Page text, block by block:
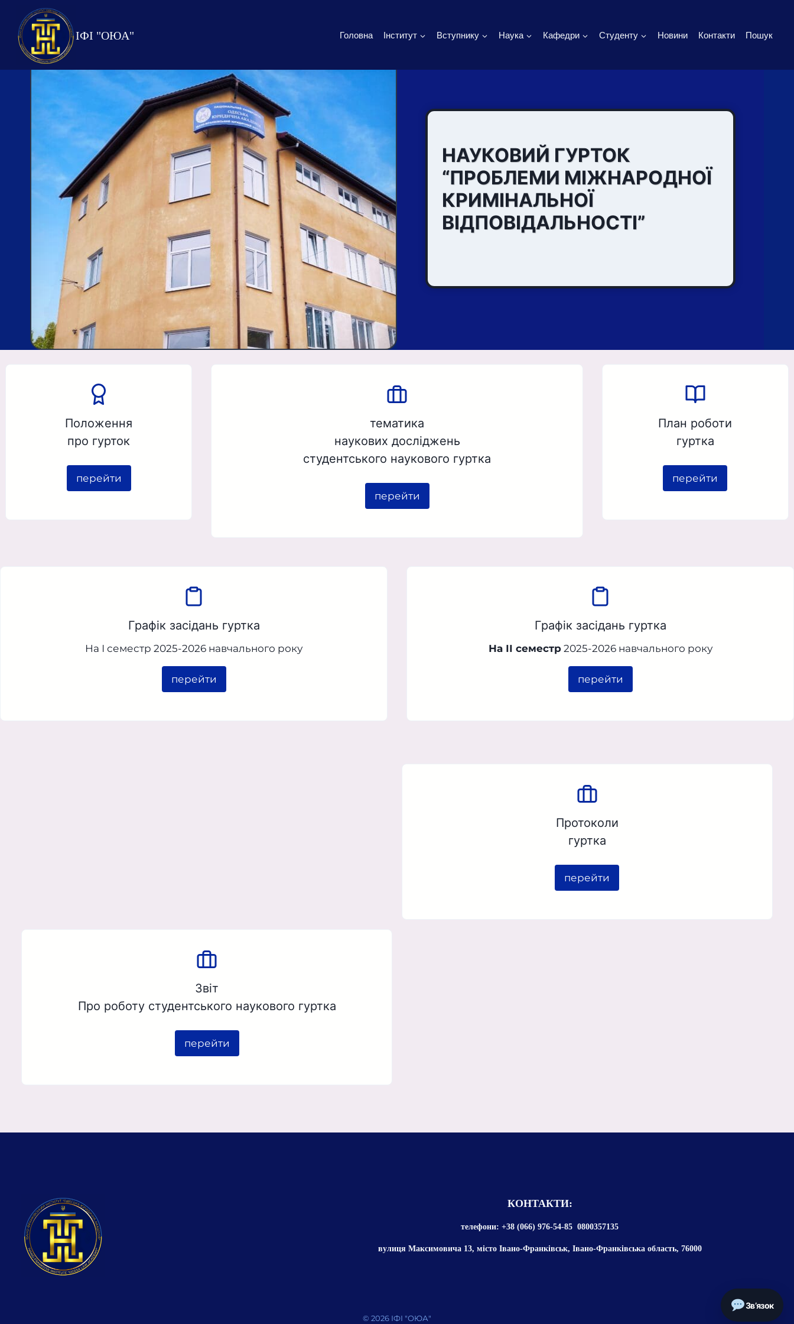
Перейти
вмісту
ІФІ "ОЮА" Головна Інститут Вступнику Наука Кафедри Студенту Новини Контакти Пошук
НАУКОВИЙ ГУРТОК
“ПРОБЛЕМИ МІЖНАРОДНОЇ
КРИМІНАЛЬНОЇ
ВІДПОВІДАЛЬНОСТІ”
Положення
про гурток
перейти
тематика
наукових досліджень
студентського наукового гуртка
перейти
План роботи
гуртка
перейти
Графік засідань гуртка
На І семестр 2025-2026 навчального року
перейти
Графік засідань гуртка
На ІІ семестр2025-2026 навчального року
перейти
Протоколи
гуртка
перейти
Звіт
Про роботу студентського наукового гуртка
перейти
КОНТАКТИ:
телефони: +38 (066) 976-54-85 0800357135
вулиця Максимовича 13, місто Івано-Франківськ, Івано-Франківська область, 76000
© 2026 ІФІ "ОЮА"
Зв’язок